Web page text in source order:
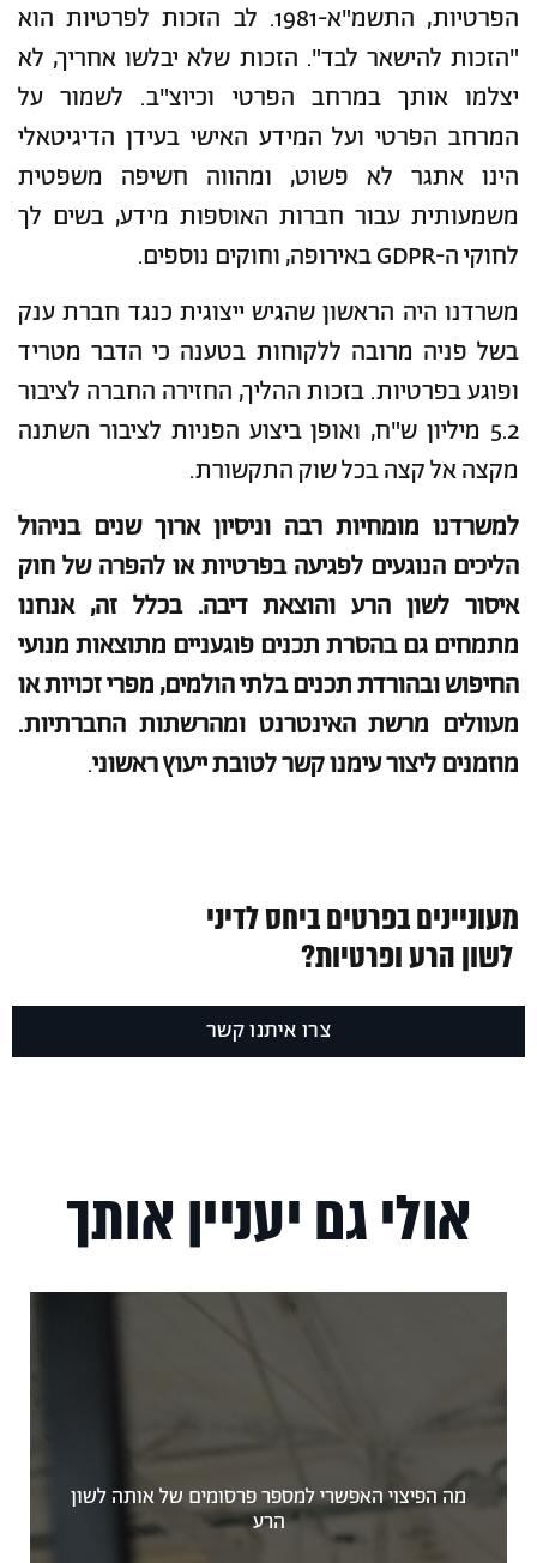
הפרטיות, התשמ"א-1981. לב הזכות לפרטיות הוא
"הזכות להישאר לבד". הזכות שלא יבלשו אחריך, לא
יצלמו אותך במרחב הפרטי וכיוצ"ב. לשמור על
המרחב הפרטי ועל המידע האישי בעידן הדיגיטאלי
הינו אתגר לא פשוט, ומהווה חשיפה משפטית
משמעותית עבור חברות האוספות מידע, בשים לך
לחוקי ה-GDPR באירופה, וחוקים נוספים.
משרדנו היה הראשון שהגיש ייצוגית כנגד חברת ענק
בשל פניה מרובה ללקוחות בטענה כי הדבר מטריד
ופוגע בפרטיות. בזכות ההליך, החזירה החברה לציבור
5.2 מיליון ש"ח, ואופן ביצוע הפניות לציבור השתנה
מקצה אל קצה בכל שוק התקשורת.
למשרדנו מומחיות רבה וניסיון ארוך שנים בניהול
הליכים הנוגעים לפגיעה בפרטיות או להפרה של חוק
איסור לשון הרע והוצאת דיבה. בכלל זה, אנחנו
מתמחים גם בהסרת תכנים פוגעניים מתוצאות מנועי
החיפוש ובהורדת תכנים בלתי הולמים, מפרי זכויות או
מעוולים מרשת האינטרנט ומהרשתות החברתיות.
מוזמנים ליצור עימנו קשר לטובת ייעוץ ראשוני.
מעוניינים בפרטים ביחס לדיני
לשון הרע ופרטיות?
צרו איתנו קשר
אולי גם יעניין אותך
מה הפיצוי האפשרי למספר פרסומים של אותה לשון
הרע